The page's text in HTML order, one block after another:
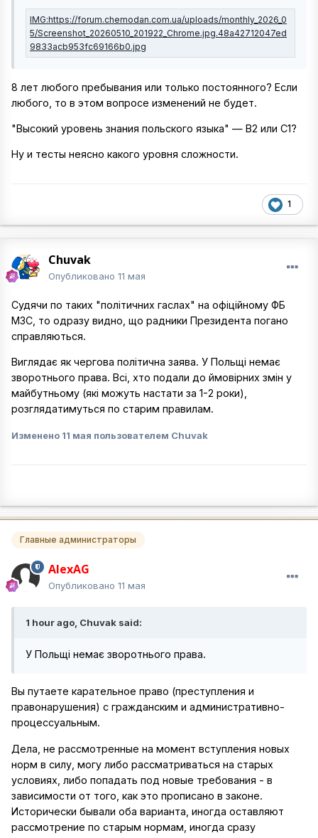
8 лет любого пребывания или только постоянного? Если
любого, то в этом вопросе изменений не будет.
"Высокий уровень знания польского языка" — B2 или C1?
Ну и тесты неясно какого уровня сложности.
1
Chuvak
Опубликовано 11 мая
Судячи по таких "політичних гаслах" на офіційному ФБ
МЗС, то одразу видно, що радники Президента погано
справляються.
Виглядає як чергова політична заява. У Польщі немає
зворотнього права. Всі, хто подали до ймовірних змін у
майбутньому (які можуть настати за 1-2 роки),
розглядатимуться по старим правилам.
Изменено 11 мая пользователем Chuvak
Главные администраторы
AlexAG
Опубликовано 11 мая
1 hour ago, Chuvak said:
У Польщі немає зворотнього права.
Вы путаете карательное право (преступления и
правонарушения) с гражданским и административно-
процессуальным.
Дела, не рассмотренные на момент вступления новых
норм в силу, могу либо рассматриваться на старых
условиях, либо попадать под новые требования - в
зависимости от того, как это прописано в законе.
Исторически бывали оба варианта, иногда оставляют
рассмотрение по старым нормам, иногда сразу